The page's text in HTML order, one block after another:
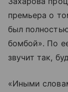
премьера о
был
бомбой». По
звучит так,
«Иными